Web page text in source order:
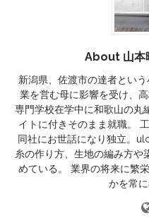
About 山本
新潟県、佐渡市の達者とい
業を営む母に影響を受け、
専門学校在学中に和歌山の丸
イトに付きそのまま就職。
同社にお世話になり独立。
糸の作り方、生地の編み方や
めている。 業界の将来に繁
かを常に